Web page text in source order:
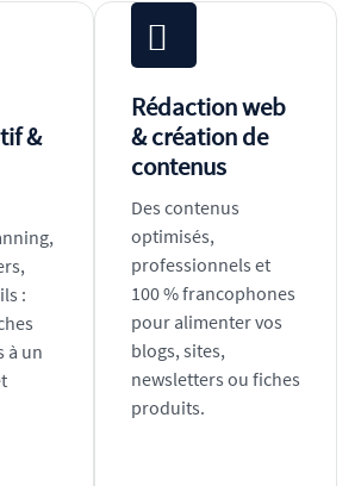
&
:
à un
Rédaction web
& création de
contenus
Des contenus
optimisés,
professionnels et
100 % francophones
pour alimenter vos
blogs, sites,
newsletters ou fiches
produits.